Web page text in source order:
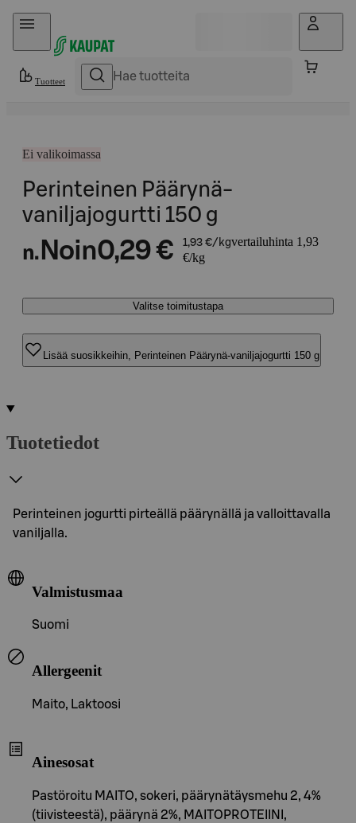
Hyppää sisältöön
Tuotteet
Ei valikoimassa
Perinteinen Päärynä-
vaniljajogurtti 150 g
n. Noin0,29 € 1,93 €/kgvertailuhinta 1,93
€/kg
Valitse toimitustapa
Lisää suosikkeihin, Perinteinen Päärynä-vaniljajogurtti 150 g
Tuotetiedot
Perinteinen jogurtti pirteällä päärynällä ja valloittavalla
vaniljalla.
Valmistusmaa
Suomi
Allergeenit
Maito, Laktoosi
Ainesosat
Pastöroitu MAITO, sokeri, päärynätäysmehu 2, 4%
(tiivisteestä), päärynä 2%, MAITOPROTEIINI,